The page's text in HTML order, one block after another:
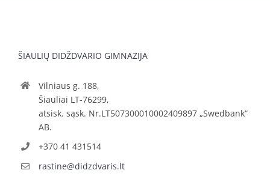
ŠIAULIŲ DIDŽDVARIO GIMNAZIJA
Vilniaus g. 188,
Šiauliai LT-76299,
atsisk. sąsk. Nr.LT507300010002409897 „Swedbank“
AB.
+370 41 431514
rastine@didzdvaris.lt